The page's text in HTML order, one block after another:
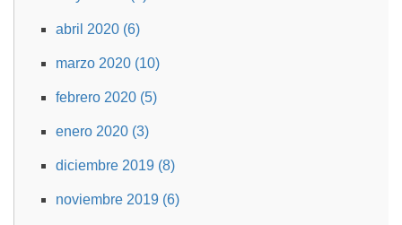
abril 2020 (6)
marzo 2020 (10)
febrero 2020 (5)
enero 2020 (3)
diciembre 2019 (8)
noviembre 2019 (6)